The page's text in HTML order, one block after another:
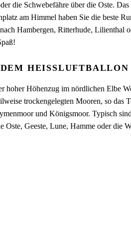
die Schwebefähre über die Oste.
am Himmel haben Sie die beste
Hambergen, Ritterhude, Lilienthal
HEISSLUFTBALLON
hoher Höhenzug im nördlichen Elbe
trockengelegten Mooren, so das
und Königsmoor. Typisch
Oste, Geeste, Lune, Hamme oder die